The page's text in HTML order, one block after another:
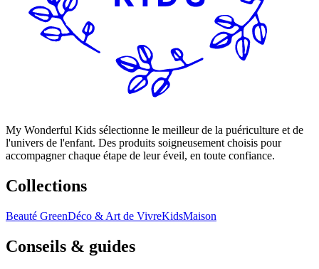
My Wonderful Kids sélectionne le meilleur de la puériculture et de
l'univers de l'enfant. Des produits soigneusement choisis pour
accompagner chaque étape de leur éveil, en toute confiance.
Collections
Beauté GreenDéco & Art de VivreKidsMaison
Conseils & guides